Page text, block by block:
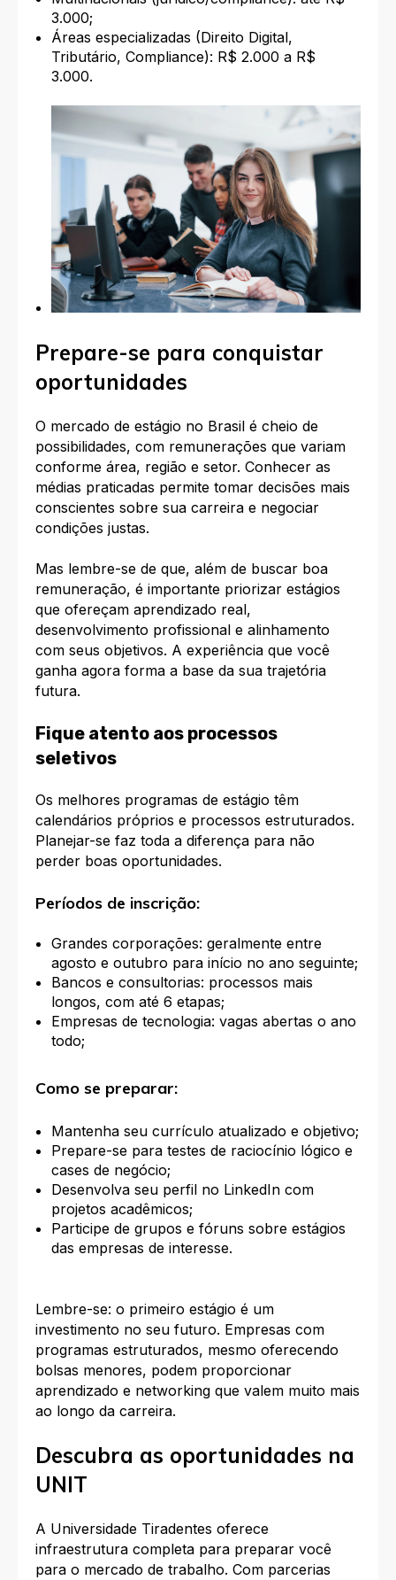
3.000;
Áreas especializadas (Direito Digital,
Tributário, Compliance): R$ 2.000 a R$
3.000.
Prepare-se para conquistar
oportunidades
O mercado de estágio no Brasil é cheio de
possibilidades, com remunerações que variam
conforme área, região e setor. Conhecer as
médias praticadas permite tomar decisões mais
conscientes sobre sua carreira e negociar
condições justas.
Mas lembre-se de que, além de buscar boa
remuneração, é importante priorizar estágios
que ofereçam aprendizado real,
desenvolvimento profissional e alinhamento
com seus objetivos. A experiência que você
ganha agora forma a base da sua trajetória
futura.
Fique atento aos processos
seletivos
Os melhores programas de estágio têm
calendários próprios e processos estruturados.
Planejar-se faz toda a diferença para não
perder boas oportunidades.
Períodos de inscrição:
Grandes corporações: geralmente entre
agosto e outubro para início no ano seguinte;
Bancos e consultorias: processos mais
longos, com até 6 etapas;
Empresas de tecnologia: vagas abertas o ano
todo;
Como se preparar:
Mantenha seu currículo atualizado e objetivo;
Prepare-se para testes de raciocínio lógico e
cases de negócio;
Desenvolva seu perfil no LinkedIn com
projetos acadêmicos;
Participe de grupos e fóruns sobre estágios
das empresas de interesse.
Lembre-se: o primeiro estágio é um
investimento no seu futuro. Empresas com
programas estruturados, mesmo oferecendo
bolsas menores, podem proporcionar
aprendizado e networking que valem muito mais
ao longo da carreira.
Descubra as oportunidades na
UNIT
A Universidade Tiradentes oferece
infraestrutura completa para preparar você
para o mercado de trabalho. Com parcerias